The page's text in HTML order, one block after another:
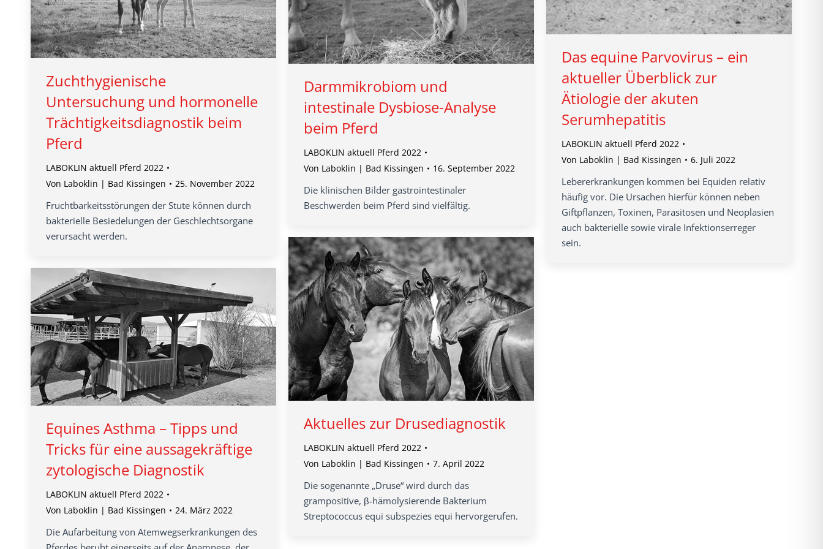
Zuchthygienische
Untersuchung und hormonelle
Trächtigkeitsdiagnostik beim
Pferd
LABOKLIN aktuell Pferd 2022
Von Laboklin | Bad Kissingen 25. November 2022
Fruchtbarkeitsstörungen der Stute können durch
bakterielle Besiedelungen der Geschlechtsorgane
verursacht werden.
Darmmikrobiom und
intestinale Dysbiose-Analyse
beim Pferd
LABOKLIN aktuell Pferd 2022
Von Laboklin | Bad Kissingen 16. September 2022
Die klinischen Bilder gastrointestinaler
Beschwerden beim Pferd sind vielfältig.
Das equine Parvovirus – ein
aktueller Überblick zur
Ätiologie der akuten
Serumhepatitis
LABOKLIN aktuell Pferd 2022
Von Laboklin | Bad Kissingen 6. Juli 2022
Lebererkrankungen kommen bei Equiden relativ
häufig vor. Die Ursachen hierfür können neben
Giftpflanzen, Toxinen, Parasitosen und Neoplasien
auch bakterielle sowie virale Infektionserreger
sein.
Aktuelles zur Drusediagnostik
LABOKLIN aktuell Pferd 2022
Von Laboklin | Bad Kissingen 7. April 2022
Die sogenannte „Druse“ wird durch das
grampositive, β-hämolysierende Bakterium
Streptococcus equi subspezies equi hervorgerufen.
Equines Asthma – Tipps und
Tricks für eine aussagekräftige
zytologische Diagnostik
LABOKLIN aktuell Pferd 2022
Von Laboklin | Bad Kissingen 24. März 2022
Die Aufarbeitung von Atemwegserkrankungen des